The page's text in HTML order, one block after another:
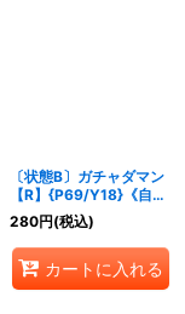
〔状態B〕ガチャダマン
【R】{P69/Y18}《自
然》
280円(税込)
カートに入れる